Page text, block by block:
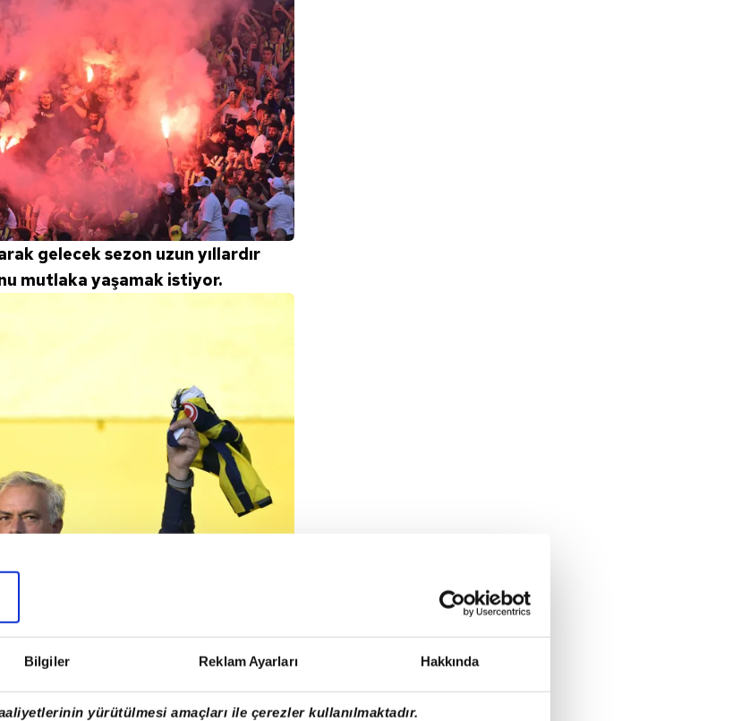
Bilgiler Reklam Ayarları Hakkında
yürütülmesi amaçları ile çerezler kullanılmaktadır.
gelecek sezon uzun yıllardır
mutlaka yaşamak istiyor.
sık dokuyor.